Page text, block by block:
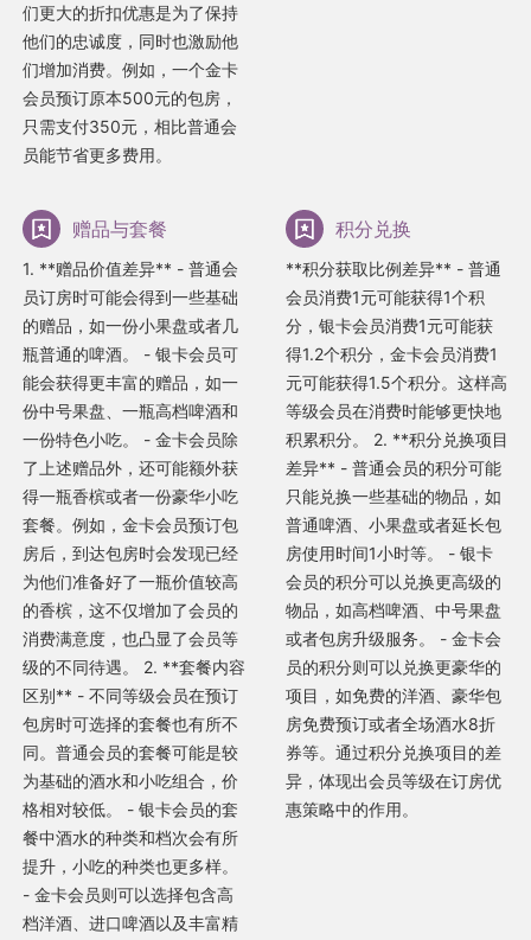
们更大的折扣优惠是为了保持
他们的忠诚度，同时也激励他
们增加消费。例如，一个金卡
会员预订原本500元的包房，
只需支付350元，相比普通会
员能节省更多费用。
赠品与套餐
1. **赠品价值差异** - 普通会
员订房时可能会得到一些基础
的赠品，如一份小果盘或者几
瓶普通的啤酒。 - 银卡会员可
能会获得更丰富的赠品，如一
份中号果盘、一瓶高档啤酒和
一份特色小吃。 - 金卡会员除
了上述赠品外，还可能额外获
得一瓶香槟或者一份豪华小吃
套餐。例如，金卡会员预订包
房后，到达包房时会发现已经
为他们准备好了一瓶价值较高
的香槟，这不仅增加了会员的
消费满意度，也凸显了会员等
级的不同待遇。 2. **套餐内容
区别** - 不同等级会员在预订
包房时可选择的套餐也有所不
同。普通会员的套餐可能是较
为基础的酒水和小吃组合，价
格相对较低。 - 银卡会员的套
餐中酒水的种类和档次会有所
提升，小吃的种类也更多样。
- 金卡会员则可以选择包含高
档洋酒、进口啤酒以及丰富精
积分兑换
**积分获取比例差异** - 普通
会员消费1元可能获得1个积
分，银卡会员消费1元可能获
得1.2个积分，金卡会员消费1
元可能获得1.5个积分。这样高
等级会员在消费时能够更快地
积累积分。 2. **积分兑换项目
差异** - 普通会员的积分可能
只能兑换一些基础的物品，如
普通啤酒、小果盘或者延长包
房使用时间1小时等。 - 银卡
会员的积分可以兑换更高级的
物品，如高档啤酒、中号果盘
或者包房升级服务。 - 金卡会
员的积分则可以兑换更豪华的
项目，如免费的洋酒、豪华包
房免费预订或者全场酒水8折
券等。通过积分兑换项目的差
异，体现出会员等级在订房优
惠策略中的作用。